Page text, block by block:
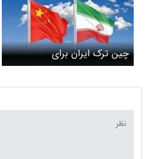
چین ترک ایران برای
شهروندانش را تکذیب کرد